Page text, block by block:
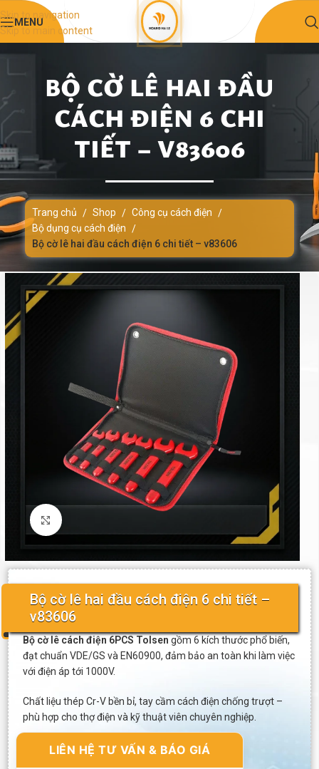
Skip to navigation
Skip to main content
MENU
BỘ CỜ LÊ HAI ĐẦU
CÁCH ĐIỆN 6 CHI
TIẾT – V83606
Trang chủ / Shop / Công cụ cách điện /
Bộ dụng cụ cách điện /
Bộ cờ lê hai đầu cách điện 6 chi tiết – v83606
Click to enlarge
Bộ cờ lê hai đầu cách điện 6 chi tiết –
v83606
Bộ cờ lê cách điện 6PCS Tolsen gồm 6 kích thước phổ biến,
đạt chuẩn VDE/GS và EN60900, đảm bảo an toàn khi làm việc
với điện áp tới 1000V.
Chất liệu thép Cr-V bền bỉ, tay cầm cách điện chống trượt –
phù hợp cho thợ điện và kỹ thuật viên chuyên nghiệp.
LIÊN HỆ TƯ VẤN & BÁO GIÁ